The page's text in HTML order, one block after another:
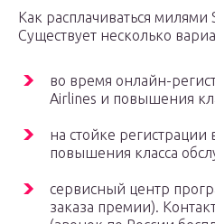
Как расплачиваться
Существует несколько
во время онлайн-
Airlines и повышения
на стойке регистрации
повышения класса
сервисный центр
заказа премии).